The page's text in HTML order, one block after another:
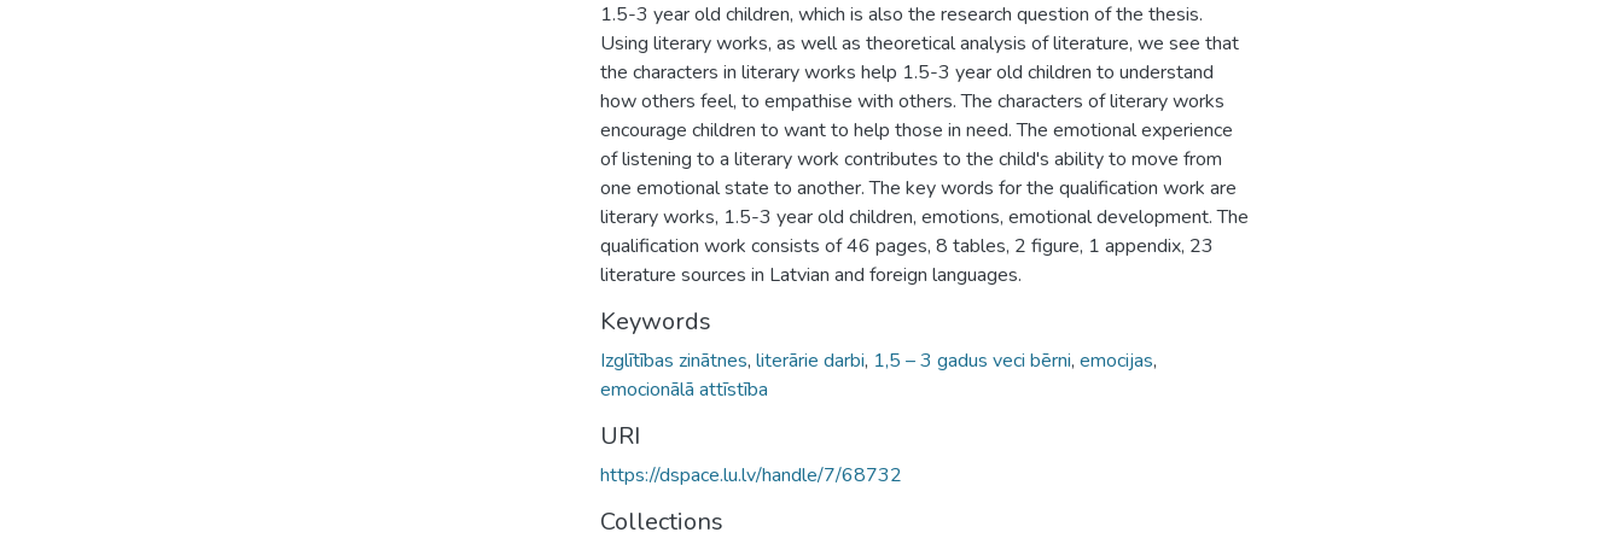
1.5-3 year old children, which is also the research question of the thesis.
Using literary works, as well as theoretical analysis of literature, we see that
the characters in literary works help 1.5-3 year old children to understand
how others feel, to empathise with others. The characters of literary works
encourage children to want to help those in need. The emotional experience
of listening to a literary work contributes to the child's ability to move from
one emotional state to another. The key words for the qualification work are
literary works, 1.5-3 year old children, emotions, emotional development. The
qualification work consists of 46 pages, 8 tables, 2 figure, 1 appendix, 23
literature sources in Latvian and foreign languages.
Keywords
Izglītības zinātnes, literārie darbi, 1,5 – 3 gadus veci bērni, emocijas,
emocionālā attīstība
URI
https://dspace.lu.lv/handle/7/68732
Collections